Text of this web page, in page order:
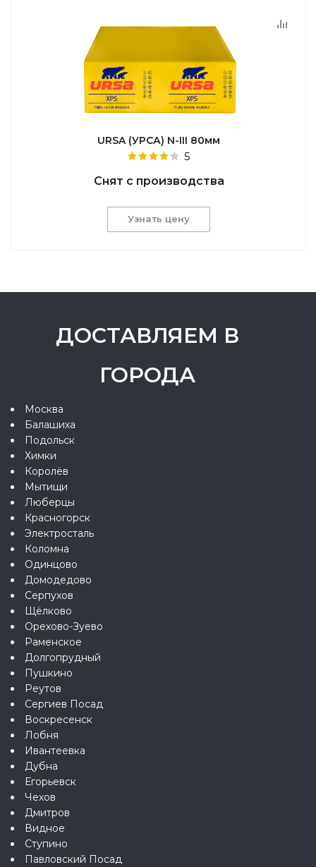
URSA (УРСА) N-III 80мм
5
Снят с производства
Узнать цену
ДОСТАВЛЯЕМ В
ГОРОДА
Москва
Балашиха
Подольск
Химки
Королёв
Мытищи
Люберцы
Красногорск
Электросталь
Коломна
Одинцово
Домодедово
Серпухов
Щёлково
Орехово-Зуево
Раменское
Долгопрудный
Пушкино
Реутов
Сергиев Посад
Воскресенск
Лобня
Ивантеевка
Дубна
Егорьевск
Чехов
Дмитров
Видное
Ступино
Павловский Посад